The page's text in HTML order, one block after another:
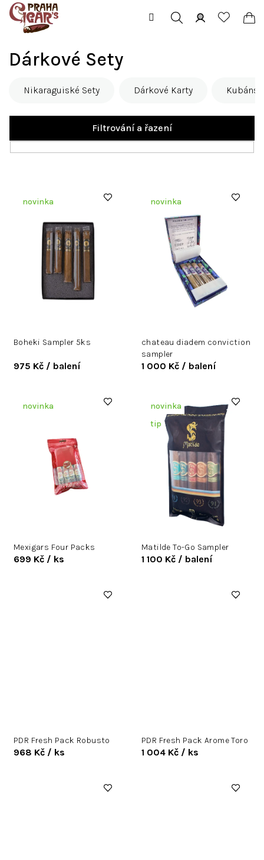
Přejít
Dárkové Sety
Nikaraguiské Sety Dárkové Karty
Filtrování a řazení
k
ů
novinka
Boheki Sampler 5ks
975 Kč / balení
novinka
chateau diadem conviction
sampler
1 000 Kč / balení
novinka
Mexigars Four Packs
699 Kč / ks
novinka
tip
Matilde To-Go Sampler
1 100 Kč / balení
PDR Fresh Pack Robusto
968 Kč / ks
PDR Fresh Pack Arome Toro
1 004 Kč / ks